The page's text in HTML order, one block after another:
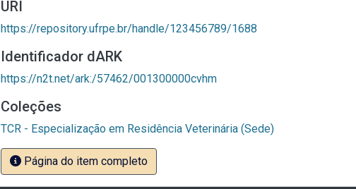
URI
https://repository.ufrpe.br/handle/123456789/1688
Identificador dARK
https://n2t.net/ark:/57462/001300000cvhm
Coleções
TCR - Especialização em Residência Veterinária (Sede)
Página do item completo